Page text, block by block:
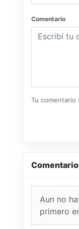
Comentario
Tu comentario
Aun no
primero